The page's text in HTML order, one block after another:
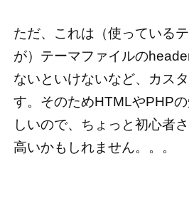
ただ、これは（使っている
が）テーマファイルの
ないといけないなど、カス
す。そのためHTMLやPHP
しいので、ちょっと初心者
高いかもしれません。。。